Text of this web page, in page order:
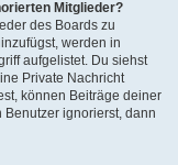
Mitglieder?
des Boards zu
werden in
aufgelistet. Du siehst
Private Nachricht
können Beiträge deiner
ignorierst, dann